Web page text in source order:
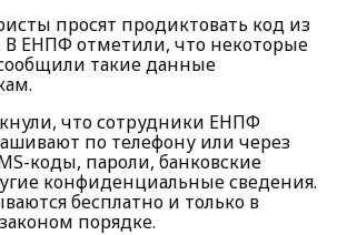
просят продиктовать код из
В ЕНПФ отметили, что некоторые
такие данные
что сотрудники ЕНПФ
по телефону или через
коды, пароли, банковские
конфиденциальные сведения.
бесплатно и только в
порядке.